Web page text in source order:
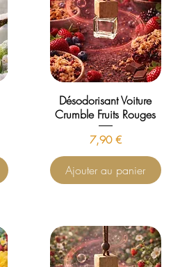
Désodorisant Voiture
Crumble Fruits Rouges
Prix
7,90 €
Ajouter au panier